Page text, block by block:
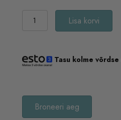
etapiline
särahooldus
C-
ilulemmik
2025!
kogus
Lisa korvi
Tasu kolme võrdse
Broneeri aeg